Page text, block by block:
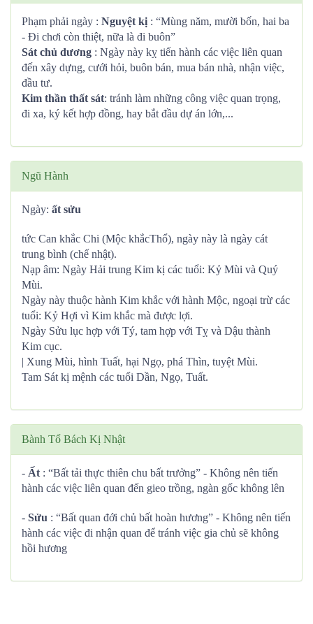
Phạm phải ngày : Nguyệt kị : “Mùng năm, mười bốn, hai ba
- Đi chơi còn thiệt, nữa là đi buôn”
Sát chủ dương : Ngày này kỵ tiến hành các việc liên quan
đến xây dựng, cưới hỏi, buôn bán, mua bán nhà, nhận việc,
đầu tư.
Kim thần thất sát: tránh làm những công việc quan trọng,
đi xa, ký kết hợp đồng, hay bắt đầu dự án lớn,...
Ngũ Hành
Ngày: ất sửu
tức Can khắc Chi (Mộc khắcThổ), ngày này là ngày cát
trung bình (chế nhật).
Nạp âm: Ngày Hải trung Kim kị các tuổi: Kỷ Mùi và Quý
Mùi.
Ngày này thuộc hành Kim khắc với hành Mộc, ngoại trừ các
tuổi: Kỷ Hợi vì Kim khắc mà được lợi.
Ngày Sửu lục hợp với Tý, tam hợp với Tỵ và Dậu thành
Kim cục.
| Xung Mùi, hình Tuất, hại Ngọ, phá Thìn, tuyệt Mùi.
Tam Sát kị mệnh các tuổi Dần, Ngọ, Tuất.
Bành Tổ Bách Kị Nhật
- Ất : “Bất tải thực thiên chu bất trưởng” - Không nên tiến
hành các việc liên quan đến gieo trồng, ngàn gốc không lên
- Sửu : “Bất quan đới chủ bất hoàn hương” - Không nên tiến
hành các việc đi nhận quan để tránh việc gia chủ sẽ không
hồi hương